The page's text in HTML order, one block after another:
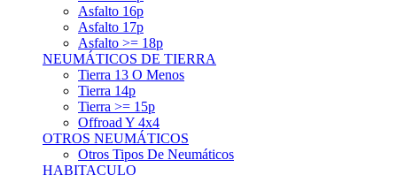
Asfalto 17p
Asfalto >= 18p
NEUMÁTICOS DE TIERRA
Tierra 13 O Menos
Tierra 14p
Tierra >= 15p
Offroad Y 4x4
OTROS NEUMÁTICOS
Otros Tipos De Neumáticos
HABITACULO
Asiento Baquet